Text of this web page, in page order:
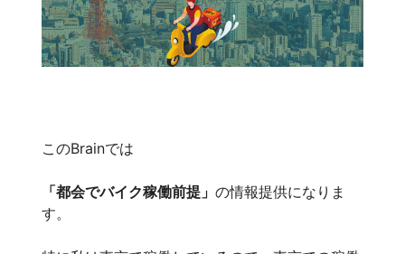
このBrainでは
「都会でバイク稼働前提」 の情報提供になりま
す。